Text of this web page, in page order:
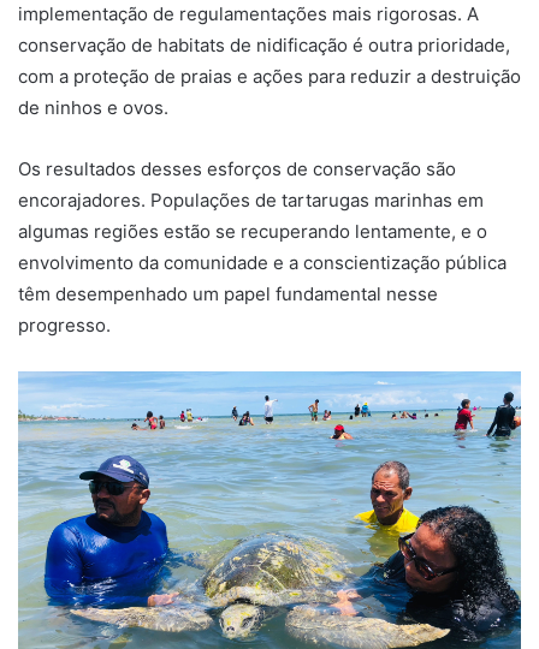
implementação de regulamentações mais rigorosas. A
conservação de habitats de nidificação é outra prioridade,
com a proteção de praias e ações para reduzir a destruição
de ninhos e ovos.
Os resultados desses esforços de conservação são
encorajadores. Populações de tartarugas marinhas em
algumas regiões estão se recuperando lentamente, e o
envolvimento da comunidade e a conscientização pública
têm desempenhado um papel fundamental nesse
progresso.